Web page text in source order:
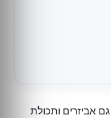
אביזרים ותכולת